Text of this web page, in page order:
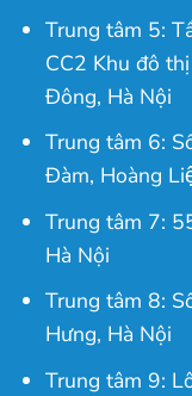
Trung tâm 5:
CC2 Khu đô
Đông, Hà Nội
Trung tâm 6:
Đàm, Hoàng
Trung tâm 7:
Hà Nội
Trung tâm 8:
Hưng, Hà Nội
Trung tâm 9: